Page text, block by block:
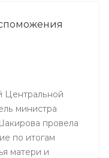
Центральной
министра
провела
по итогам
матери и